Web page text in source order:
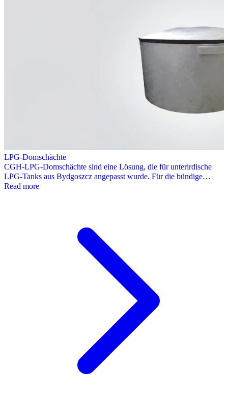
LPG-Domschächte
CGH-LPG-Domschächte sind eine Lösung, die für unterirdische
LPG-Tanks aus Bydgoszcz angepasst wurde. Für die bündige…
Read more